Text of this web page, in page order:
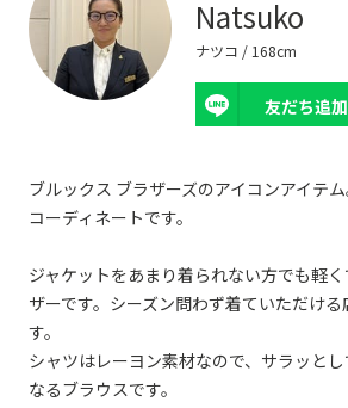
Natsuko
ナツコ / 168cm
友だち追加
ブルックス ブラザーズのアイコンアイテ
コーディネートです。
ジャケットをあまり着られない方でも軽
ザーです。シーズン問わず着ていただけ
す。
シャツはレーヨン素材なので、サラッと
なるブラウスです。